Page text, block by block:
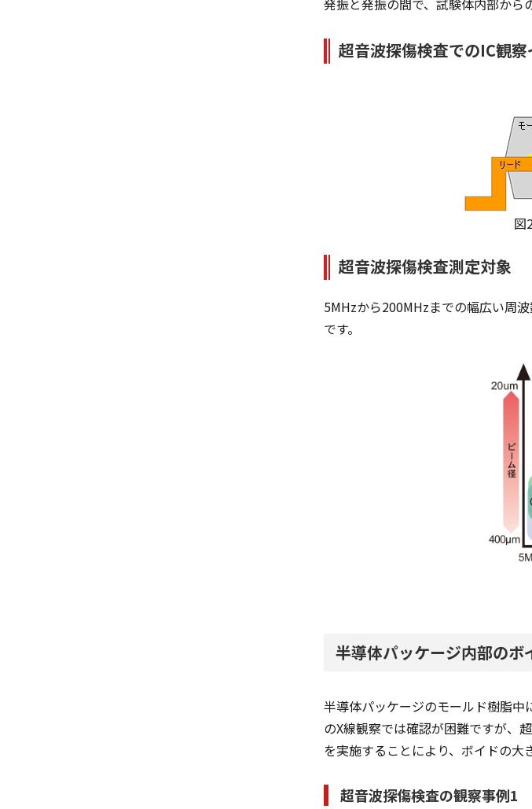
超音波探傷検査でのIC観
図
超音波探傷検査測定対象
5MHzから200MHzまでの幅広い周
です。
半導体パッケージ内部のボ
半導体パッケージのモールド樹脂
のX線観察では確認が困難ですが、
を実施することにより、ボイドの大
超音波探傷検査の観察事例1